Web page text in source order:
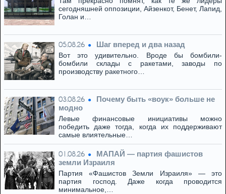
сегодняшней оппозиции, Айзенкот, Бенет, Лапид,
Голан и…
05.08.26 Шаг вперед и два назад
Вот это удивительно. Вроде бы бомбили-
бомбили склады с ракетами, заводы по
производству ракетного…
03.08.26
Почему быть «воук» больше не
модно
Левые финансовые инициативы можно
победить даже тогда, когда их поддерживают
самые влиятельные…
01.08.26
МАПАЙ — партия фашистов
земли Израиля
Партия «Фашистов Земли Израиля» — это
партия господ. Даже когда проводится
минимальное,…